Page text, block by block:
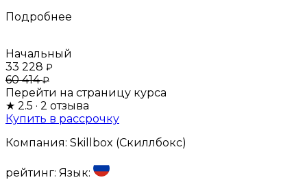
Подробнее
Начальный
33 228 ₽
60 414₽
Перейти на страницу курса
★ 2.5 · 2 отзыва
Купить в рассрочку
Компания: Skillbox (Скиллбокс)
рейтинг: Язык: